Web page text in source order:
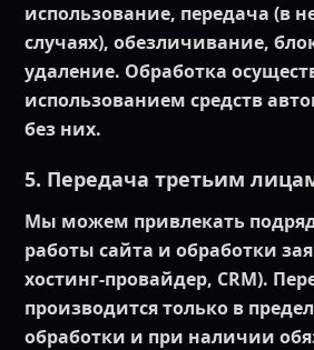
использование, передача (в
случаях), обезличивание,
удаление. Обработка
использованием средств
без них.
5. Передача третьим
Мы можем привлекать
работы сайта и обработки
хостинг‑провайдер, CRM).
производится только в
обработки и при наличии